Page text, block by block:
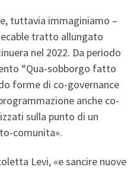
tuttavia immaginiamo –
tratto allungato
nel 2022. Da periodo
“Qua-sobborgo fatto
forme di co-governance
anche co-
sulla punto di un
comunita».
Levi, «e sancire nuove